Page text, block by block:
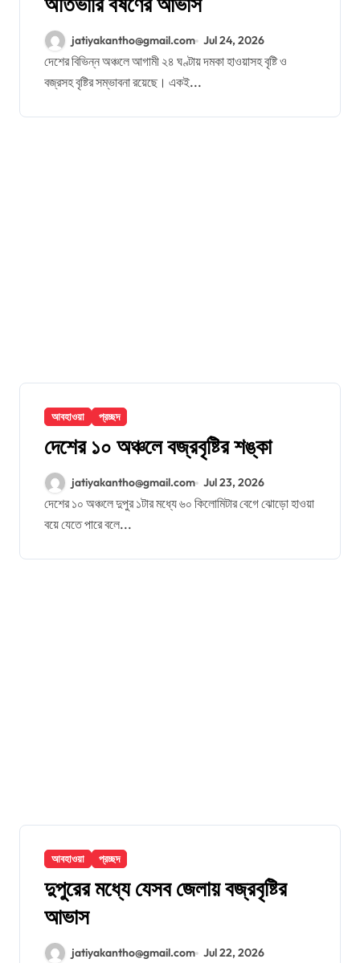
jatiyakantho@gmail.com Jul 24, 2026
দেশের বিভিন্ন অঞ্চলে আগামী ২৪ ঘণ্টায় দমকা হাওয়াসহ বৃষ্টি ও
বজ্রসহ বৃষ্টির সম্ভাবনা রয়েছে। একই...
আবহাওয়া প্রচ্ছদ
দেশের ১০ অঞ্চলে বজ্রবৃষ্টির শঙ্কা
jatiyakantho@gmail.com Jul 23, 2026
দেশের ১০ অঞ্চলে দুপুর ১টার মধ্যে ৬০ কিলোমিটার বেগে ঝোড়ো হাওয়া
বয়ে যেতে পারে বলে...
আবহাওয়া প্রচ্ছদ
দুপুরের মধ্যে যেসব জেলায় বজ্রবৃষ্টির
আভাস
jatiyakantho@gmail.com Jul 22, 2026